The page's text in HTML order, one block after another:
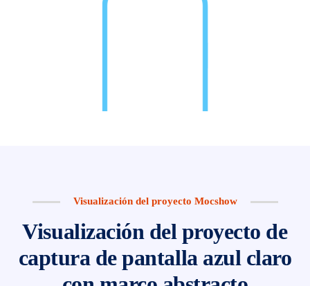
Visualización del proyecto Mocshow
Visualización del proyecto de
captura de pantalla azul claro